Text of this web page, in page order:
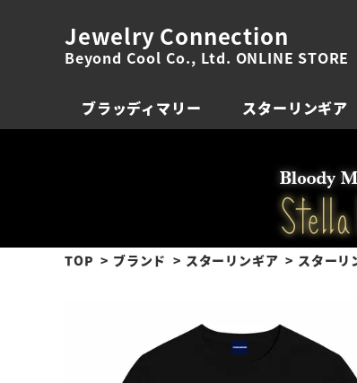
Jewelry Connection
Beyond Cool Co., Ltd. ONLINE STORE
ブラッディマリー スターリンギア
TOP ブランド スターリンギア スターリ